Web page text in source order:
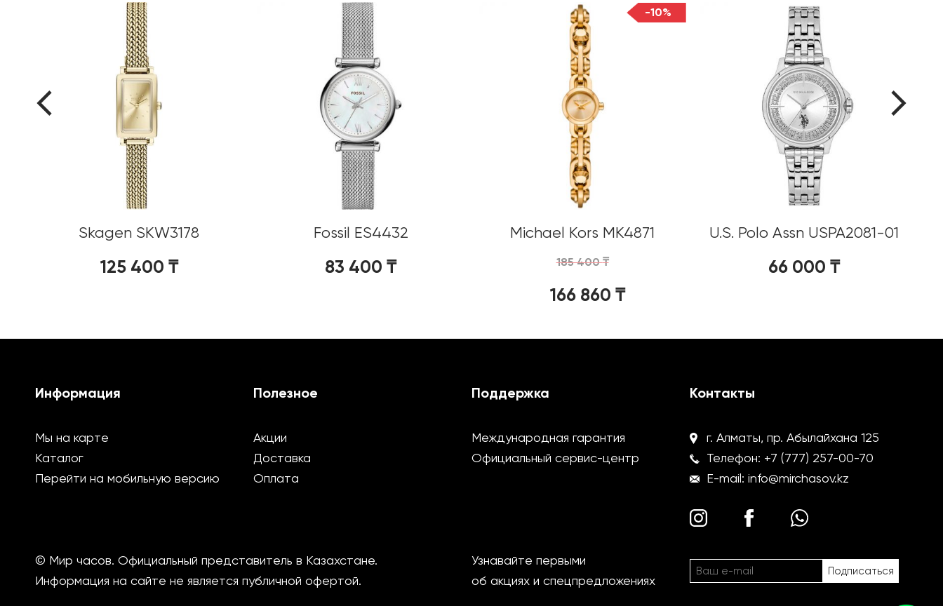
Skagen SKW3178
125 400 ₸
Fossil ES4432
83 400 ₸
Michael Kors MK4871
185 400₸
166 860₸
-10%
U.S. Polo Assn USPA2081-01
66 000 ₸
Информация
Мы на карте
Каталог
Перейти на мобильную версию
Полезное
Акции
Доставка
Оплата
Поддержка
Международная гарантия
Официальный сервис-центр
Контакты
г. Алматы, пр. Абылайхана 125
Телефон: +7 (777) 257-00-70
E-mail: info@mirchasov.kz
© Мир часов. Официальный представитель в Казахстане.
Информация на сайте не является публичной офертой.
Узнавайте первыми
об акциях и спецпредложениях